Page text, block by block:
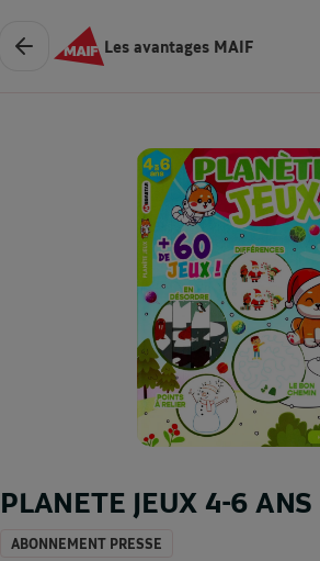
Les avantages MAIF
PLANETE JEUX 4-6 ANS
ABONNEMENT PRESSE